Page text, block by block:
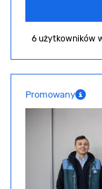
6 użytkowników
Promowany